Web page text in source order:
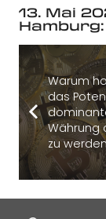
13. Mai
Warum
das
Währung
zu